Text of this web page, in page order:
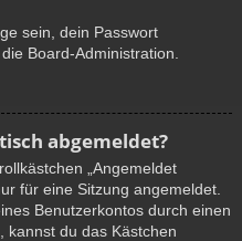
sein, dein Passwort
Board-Administration.
abgemeldet?
„Angemeldet
für eine Sitzung angemeldet.
Benutzerkontos durch einen
kannst du das Kästchen